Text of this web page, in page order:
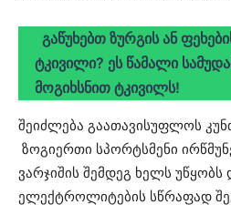
გაწუხებთ ზურგის ან
ტკივილი? ეს წამალი
მოგიხსნით ტკივილს!
შეიძლება გაათავისუფლოს
ზოგიერთი სპორტსმენი
ვარჯიშის შემდეგ ხელს
ელექტროლიტების სწრაფად